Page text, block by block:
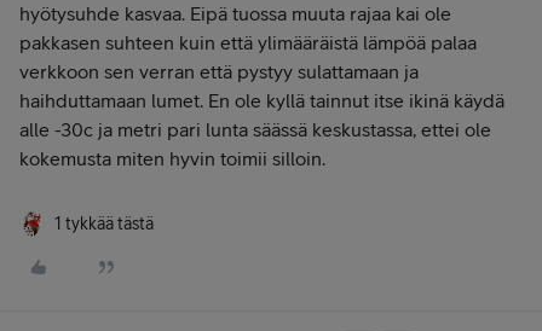
hyötysuhde kasvaa. Eipä tuossa muuta rajaa kai ole
pakkasen suhteen kuin että ylimääräistä lämpöä palaa
verkkoon sen verran että pystyy sulattamaan ja
haihduttamaan lumet. En ole kyllä tainnut itse ikinä käydä
alle -30c ja metri pari lunta säässä keskustassa, ettei ole
kokemusta miten hyvin toimii silloin.
1 tykkää tästä